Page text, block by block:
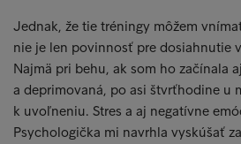
Jednak, že tie tréningy môžem
nie je len povinnosť pre dosiahnutie
Najmä pri behu, ak som ho začínala
a deprimovaná, po asi štvrťhodine u
k uvoľneniu. Stres a aj negatívne
Psychologička mi navrhla vyskúšať